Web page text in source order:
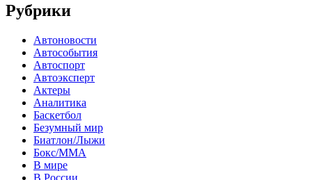
Рубрики
Автоновости
Автособытия
Автоспорт
Автоэксперт
Актеры
Аналитика
Баскетбол
Безумный мир
Биатлон/Лыжи
Бокс/MMA
В мире
В России